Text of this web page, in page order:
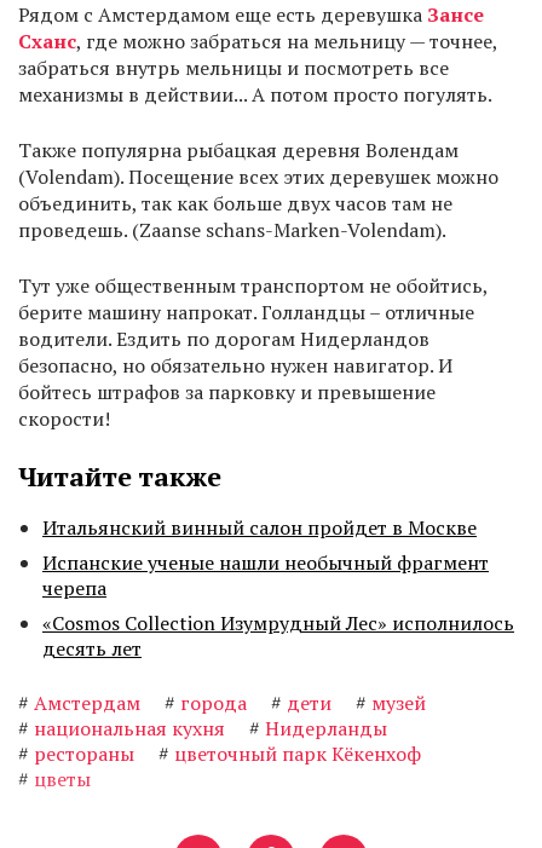
Рядом с Амстердамом еще есть деревушка Зансе
Сханс, где можно забраться на мельницу — точнее,
забраться внутрь мельницы и посмотреть все
механизмы в действии... А потом просто погулять.
Также популярна рыбацкая деревня Волендам
(Volendam). Посещение всех этих деревушек можно
объединить, так как больше двух часов там не
проведешь. (Zaanse schans-Marken-Volendam).
Тут уже общественным транспортом не обойтись,
берите машину напрокат. Голландцы – отличные
водители. Ездить по дорогам Нидерландов
безопасно, но обязательно нужен навигатор. И
бойтесь штрафов за парковку и превышение
скорости!
Читайте также
Итальянский винный салон пройдет в Москве
Испанские ученые нашли необычный фрагмент
черепа
«Cosmos Collection Изумрудный Лес» исполнилось
десять лет
# Амстердам # города # дети # музей
# национальная кухня # Нидерланды
# рестораны # цветочный парк Кёкенхоф
# цветы